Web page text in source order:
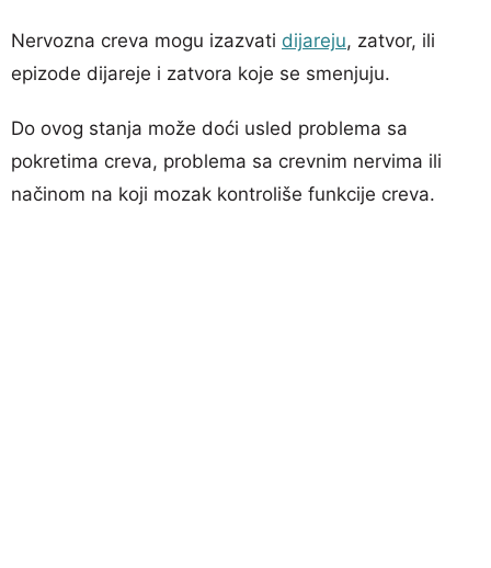
Nervozna creva mogu izazvati dijareju, zatvor, ili
epizode dijareje i zatvora koje se smenjuju.
Do ovog stanja može doći usled problema sa
pokretima creva, problema sa crevnim nervima ili
načinom na koji mozak kontroliše funkcije creva.